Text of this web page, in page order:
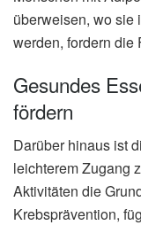
überweisen, wo sie
werden, fordern die
Gesundes
fördern
Darüber hinaus ist
leichterem Zugang
Aktivitäten die
Krebsprävention,